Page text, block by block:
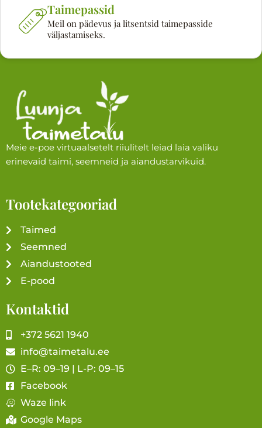
Taimepassid
Meil on pädevus ja litsentsid taimepasside
väljastamiseks.
Meie e-poe virtuaalsetelt riiulitelt leiad laia valiku
erinevaid taimi, seemneid ja aiandustarvikuid.
Tootekategooriad
Taimed
Seemned
Aiandustooted
E-pood
Kontaktid
+372 5621 1940
info@taimetalu.ee
E–R: 09–19 | L-P: 09–15
Facebook
Waze link
Google Maps